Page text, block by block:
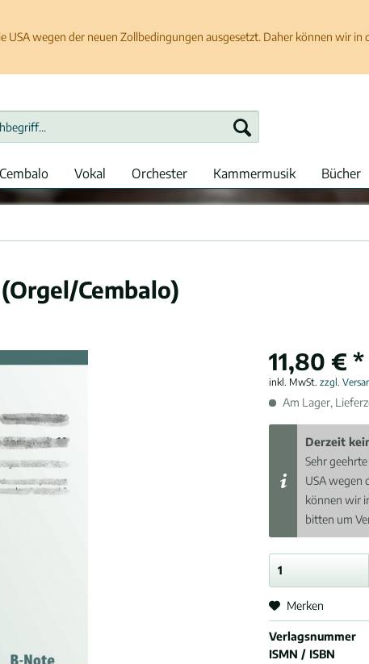
USA wegen der neuen Zollbedingungen ausgesetzt. Daher können wir
Vokal Orchester Kammermusik Bücher
Cembalo)
11,80 € *
inkl. MwSt.zzgl.
Am Lager,
Derzeit
Sehr
USA wegen
können wir
bitten um
Merken
Verlagsnummer
ISMN / ISBN